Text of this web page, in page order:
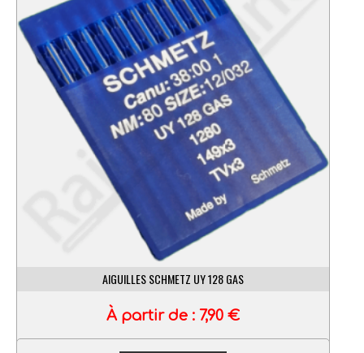
AIGUILLES SCHMETZ UY 128 GAS
À partir de : 7,90 €